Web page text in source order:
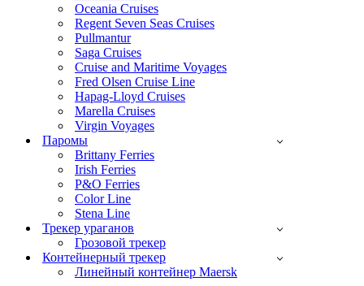
Oceania Cruises
Regent Seven Seas Cruises
Pullmantur
Saga Cruises
Cruise and Maritime Voyages
Fred Olsen Cruise Line
Hapag-Lloyd Cruises
Marella Cruises
Virgin Voyages
Паромы
Brittany Ferries
Irish Ferries
P&O Ferries
Color Line
Stena Line
Трекер ураганов
Грозовой трекер
Контейнерный трекер
Линейный контейнер Maersk